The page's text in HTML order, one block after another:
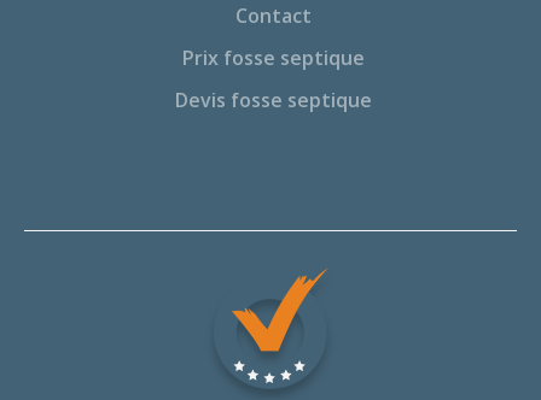
Contact
Prix fosse septique
Devis fosse septique